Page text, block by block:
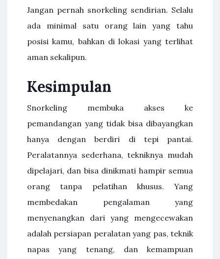
Jangan pernah snorkeling sendirian. Selalu
ada minimal satu orang lain yang tahu
posisi kamu, bahkan di lokasi yang terlihat
aman sekalipun.
Kesimpulan
Snorkeling membuka akses ke
pemandangan yang tidak bisa dibayangkan
hanya dengan berdiri di tepi pantai.
Peralatannya sederhana, tekniknya mudah
dipelajari, dan bisa dinikmati hampir semua
orang tanpa pelatihan khusus. Yang
membedakan pengalaman yang
menyenangkan dari yang mengecewakan
adalah persiapan peralatan yang pas, teknik
napas yang tenang, dan kemampuan